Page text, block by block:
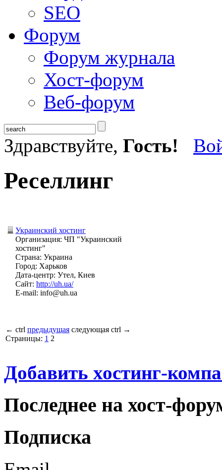
SEO
Форум
Форум журнала
Хост-форум
Веб-форум
Здравствуйте, Гость!
Реселлинг
Украинский хостинг
Организация: ЧП "Украинский
хостинг"
Страна: Украина
Город: Харьков
Дата-центр: Утел, Киев
Сайт: http://uh.ua/
E-mail: info@uh.ua
← ctrl предыдущая следующая ctrl →
Страницы: 1 2
Добавить хостинг-
Последнее на хост-
Подписка